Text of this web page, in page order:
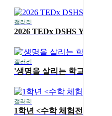
갤러리
2026 TEDx DSHS Youth '디
갤러리
'생명을 살리는 학교' 1학기
갤러리
1학년 <수학 체험전> 운영